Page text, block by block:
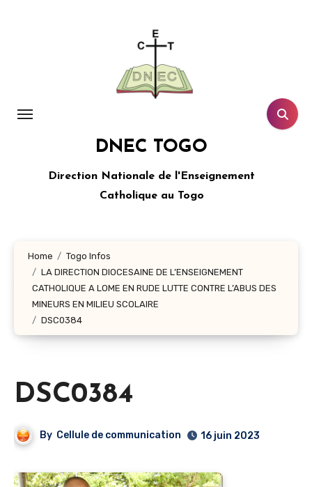
DNEC TOGO
Direction Nationale de l'Enseignement
Catholique au Togo
Home
Togo Infos
LA DIRECTION DIOCESAINE DE L’ENSEIGNEMENT
CATHOLIQUE A LOME EN RUDE LUTTE CONTRE L’ABUS DES
MINEURS EN MILIEU SCOLAIRE
DSC0384
DSC0384
By Cellule de communication 16 juin 2023